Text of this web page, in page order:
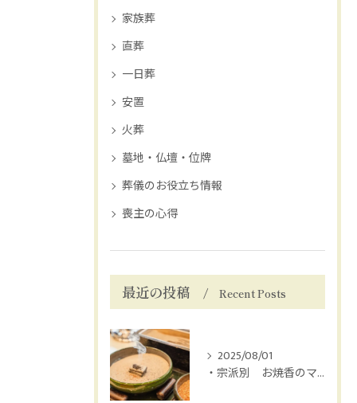
家族葬
直葬
一日葬
安置
火葬
墓地・仏壇・位牌
葬儀のお役立ち情報
喪主の心得
最近の投稿 Recent Posts
2025/08/01
・宗派別 お焼香のマナー